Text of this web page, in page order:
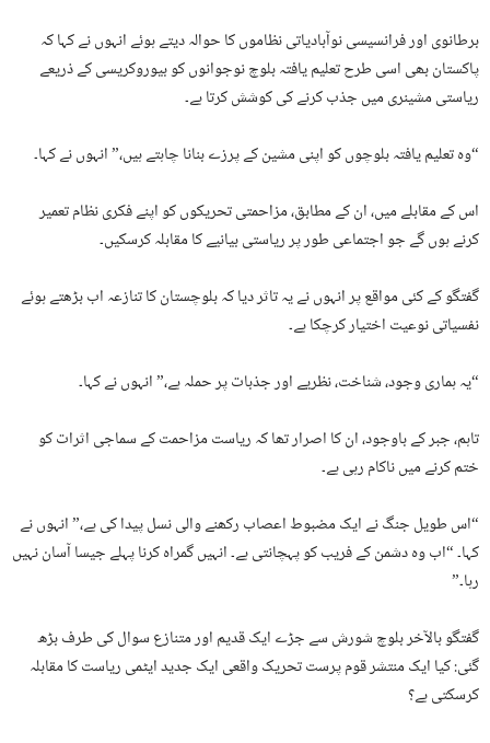
برطانوی اور فرانسیسی نوآبادیاتی نظاموں کا حوالہ دیتے ہوئے انہوں نے کہا کہ
پاکستان بھی اسی طرح تعلیم یافتہ بلوچ نوجوانوں کو بیوروکریسی کے ذریعے
ریاستی مشینری میں جذب کرنے کی کوشش کرتا ہے۔
“وہ تعلیم یافتہ بلوچوں کو اپنی مشین کے پرزے بنانا چاہتے ہیں،” انہوں نے کہا۔
اس کے مقابلے میں، ان کے مطابق، مزاحمتی تحریکوں کو اپنے فکری نظام تعمیر
کرنے ہوں گے جو اجتماعی طور پر ریاستی بیانیے کا مقابلہ کرسکیں۔
گفتگو کے کئی مواقع پر انہوں نے یہ تاثر دیا کہ بلوچستان کا تنازعہ اب بڑھتے ہوئے
نفسیاتی نوعیت اختیار کرچکا ہے۔
“یہ ہماری وجود، شناخت، نظریے اور جذبات پر حملہ ہے،” انہوں نے کہا۔
تاہم، جبر کے باوجود، ان کا اصرار تھا کہ ریاست مزاحمت کے سماجی اثرات کو
ختم کرنے میں ناکام رہی ہے۔
“اس طویل جنگ نے ایک مضبوط اعصاب رکھنے والی نسل پیدا کی ہے،” انہوں نے
کہا۔ “اب وہ دشمن کے فریب کو پہچانتی ہے۔ انہیں گمراہ کرنا پہلے جیسا آسان نہیں
رہا۔”
گفتگو بالآخر بلوچ شورش سے جڑے ایک قدیم اور متنازع سوال کی طرف بڑھ
گئی: کیا ایک منتشر قوم پرست تحریک واقعی ایک جدید ایٹمی ریاست کا مقابلہ
کرسکتی ہے؟